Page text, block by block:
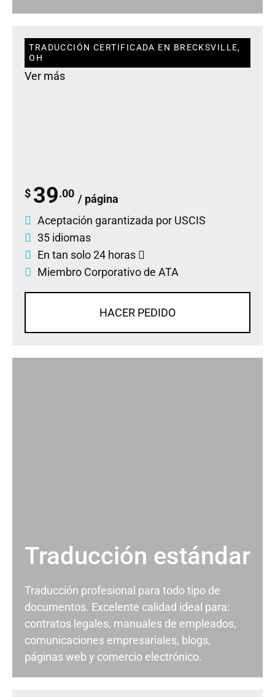
TRADUCCIÓN CERTIFICADA EN BRECKSVILLE,
OH
Ver más
$ 39.00 / página
Aceptación garantizada por USCIS
35 idiomas
En tan solo 24 horas
Miembro Corporativo de ATA
HACER PEDIDO
Traducción estándar
Traducción profesional para todo tipo de
documentos. Excelente calidad ideal para:
contratos legales, manuales de empleados,
comunicaciones empresariales, blogs,
páginas web y comercio electrónico.